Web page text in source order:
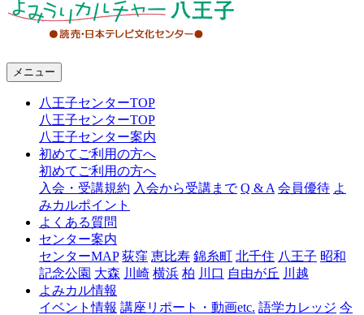
ャ
王
メニュー
八王子センターTOP
八王子センターTOP
八王子センター案内
初めてご利用の方へ
初めてご利用の方へ
入会・受講規約 入会から受講まで Q & A 会員優待 よ
みカルポイント
よくある質問
センター案内
センターMAP 荻窪 恵比寿 錦糸町 北千住 八王子 昭和
記念公園 大森 川崎 横浜 柏 川口 自由が丘 川越
よみカル情報
イベント情報 講座リポート・動画etc. 語学カレッジ 今